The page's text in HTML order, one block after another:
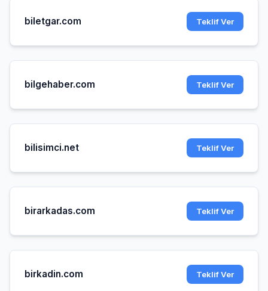
biletgar.com Teklif Ver
bilgehaber.com Teklif Ver
bilisimci.net Teklif Ver
birarkadas.com Teklif Ver
birkadin.com Teklif Ver